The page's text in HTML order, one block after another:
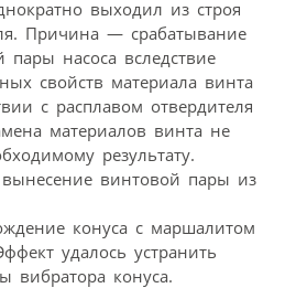
выходил из строя
Причина — срабатывание
пары насоса вследствие
свойств материала винта
с расплавом отвердителя
материалов винта не
результату.
винтовой пары из
конуса с маршалитом
удалось устранить
вибратора конуса.